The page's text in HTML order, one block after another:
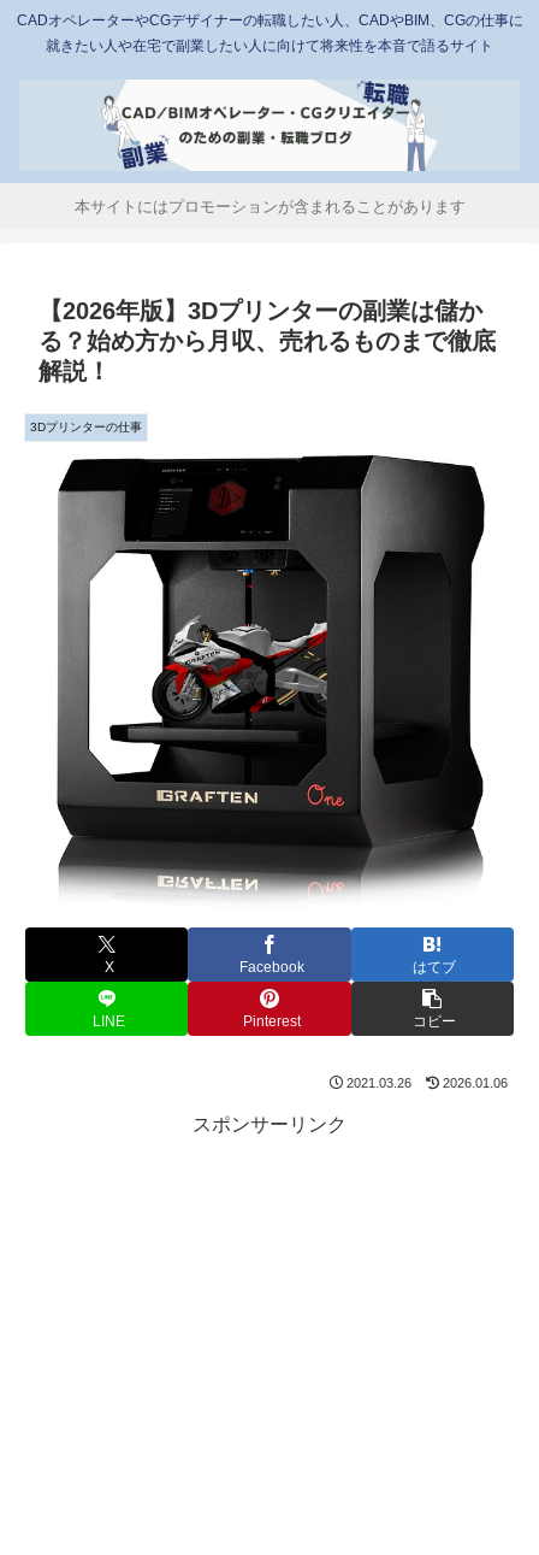
CADオペレーターやCGデザイナーの転職したい人、CADやBIM、CGの仕事に
就きたい人や在宅で副業したい人に向けて将来性を本音で語るサイト
本サイトにはプロモーションが含まれることがあります
【2026年版】3Dプリンターの副業は儲か
る？始め方から月収、売れるものまで徹底
解説！
3Dプリンターの仕事
X Facebook はてブ
LINE Pinterest コピー
2021.03.26 2026.01.06
スポンサーリンク